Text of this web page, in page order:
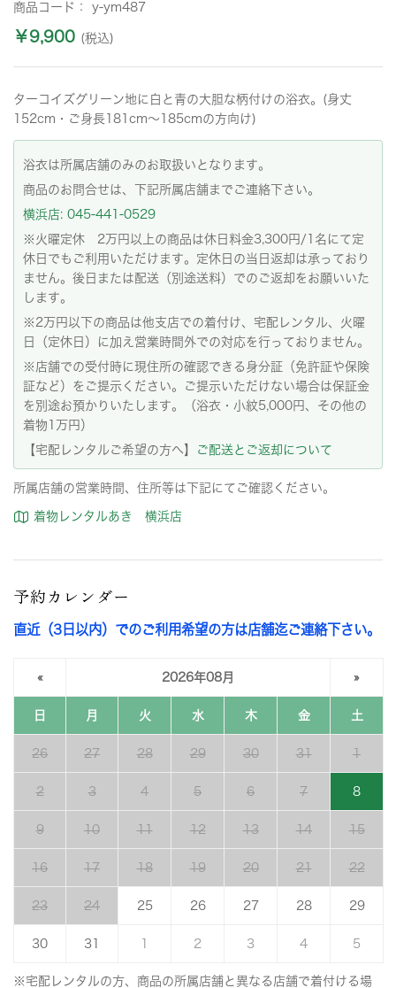
商品コード： y-ym487
￥9,900 (税込)
ターコイズグリーン地に白と青の大胆な柄付けの浴衣。(身丈
152cm・ご身長181cm～185cmの方向け)
浴衣は所属店舗のみのお取扱いとなります。
商品のお問合せは、下記所属店舗までご連絡下さい。
横浜店: 045-441-0529
※火曜定休 2万円以上の商品は休日料金3,300円/1名にて定
休日でもご利用いただけます。定休日の当日返却は承っており
ません。後日または配送（別途送料）でのご返却をお願いいた
します。
※2万円以下の商品は他支店での着付け、宅配レンタル、火曜
日（定休日）に加え営業時間外での対応を行っておりません。
※店舗での受付時に現住所の確認できる身分証（免許証や保険
証など）をご提示ください。ご提示いただけない場合は保証金
を別途お預かりいたします。（浴衣・小紋5,000円、その他の
着物1万円）
【宅配レンタルご希望の方へ】
ご配送とご返却について
所属店舗の営業時間、住所等は下記にてご確認ください。
着物レンタルあき 横浜店
予約カレンダー
直近（3日以内）でのご利用希望の方は店舗迄ご連絡下さい。
« 2026年08月 »
日 月 火 水 木 金 土
26 27 28 29 30 31 1
2 3 4 5 6 7 8
9 10 11 12 13 14 15
16 17 18 19 20 21 22
23 24 25 26 27 28 29
30 31 2 3 4 5
※宅配レンタルの方、商品の所属店舗と異なる店舗で着付ける場